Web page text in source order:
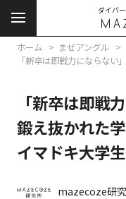
ダイバ
ホーム
まぜアングル
「新卒は即戦
鍛え抜かれた
イマドキ大学
mazecoze研